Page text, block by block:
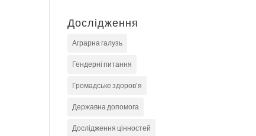
Дослідження
Аграрна галузь
Гендерні питання
Громадське здоров'я
Державна допомога
Дослідження цінностей